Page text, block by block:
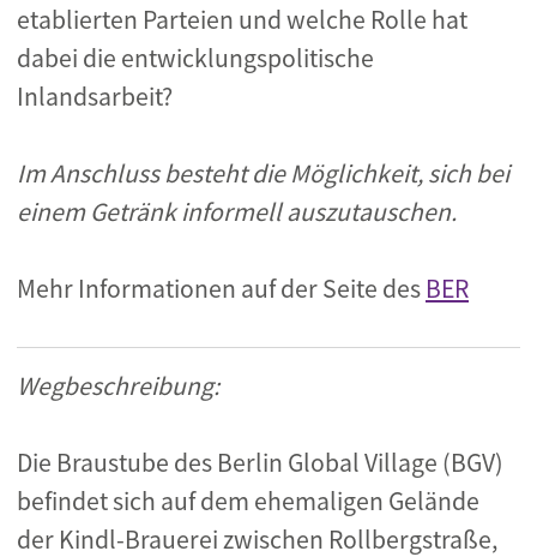
etablierten Parteien und welche Rolle hat
dabei die entwicklungspolitische
Inlandsarbeit?
Im Anschluss besteht die Möglichkeit, sich bei
einem Getränk informell auszutauschen.
Mehr Informationen auf der Seite des BER
Wegbeschreibung:
Die Braustube des Berlin Global Village (BGV)
befindet sich auf dem ehemaligen Gelände
der Kindl-Brauerei zwischen Rollbergstraße,